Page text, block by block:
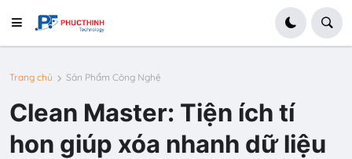
Trang chủ Sản Phẩm Công Nghệ
Clean Master: Tiện ích tí
hon giúp xóa nhanh dữ liệu